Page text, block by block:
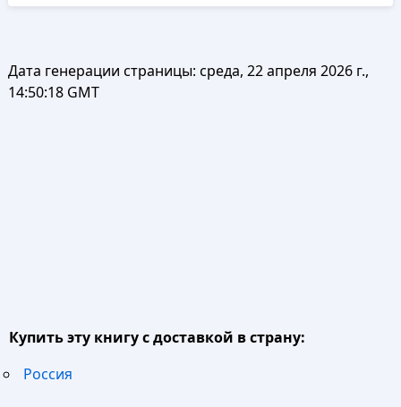
Дата генерации страницы: среда, 22 апреля 2026 г.,
14:50:18 GMT
Купить эту книгу с доставкой в страну:
Россия